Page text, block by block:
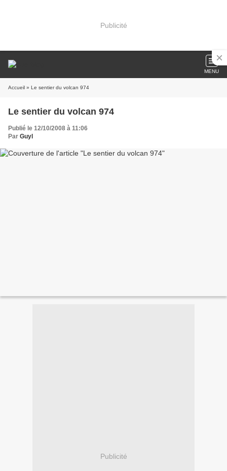
Publicité
MENU
Accueil » Le sentier du volcan 974
Le sentier du volcan 974
Publié le 12/10/2008 à 11:06
Par Guyl
Publicité